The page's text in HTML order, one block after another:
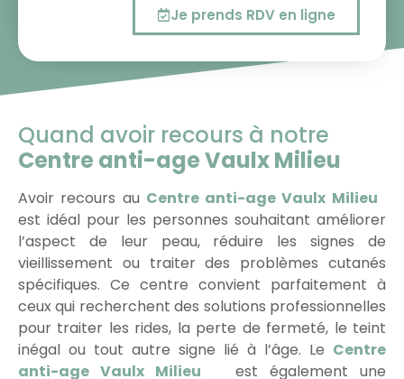
Je prends RDV en ligne
Quand avoir recours à notre
Centre anti-age Vaulx Milieu
Avoir recours au Centre anti-age Vaulx Milieu
est idéal pour les personnes souhaitant améliorer
l’aspect de leur peau, réduire les signes de
vieillissement ou traiter des problèmes cutanés
spécifiques. Ce centre convient parfaitement à
ceux qui recherchent des solutions professionnelles
pour traiter les rides, la perte de fermeté, le teint
inégal ou tout autre signe lié à l’âge. Le Centre
anti-age Vaulx Milieu
est également une